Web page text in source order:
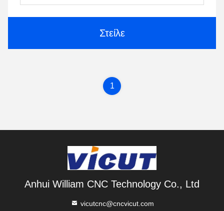
Στείλε
1
Anhui William CNC Technology Co., Ltd
vicutcnc@cncvicut.com